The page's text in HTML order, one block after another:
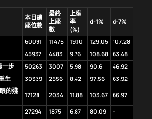
本日總
座位數
最終
上座
數
上座
率
(%)
d-1% d-7%
60091 11475 19.10 129.05 107.28
45937 4483 9.76 108.68 63.48
一步 50263 3007 5.98 90.6
46.92
生 30339 2556 8.42 97.56
63.92
的殘
17128 2034 11.88 103.67
66.97
27294 1875 6.87 80.09
–